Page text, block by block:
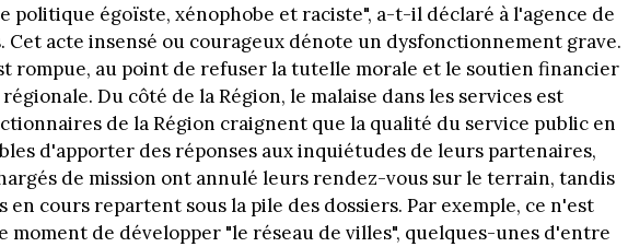
politique égoïste, xénophobe et raciste", a-t-il déclaré à l'agence de
Cet acte insensé ou courageux dénote un dysfonctionnement grave.
rompue, au point de refuser la tutelle morale et le soutien financier
Du côté de la Région, le malaise dans les services est
de la Région craignent que la qualité du service public en
d'apporter des réponses aux inquiétudes de leurs partenaires,
de mission ont annulé leurs rendez-vous sur le terrain, tandis
en cours repartent sous la pile des dossiers. Par exemple, ce n'est
moment de développer "le réseau de villes", quelques-unes d'entre